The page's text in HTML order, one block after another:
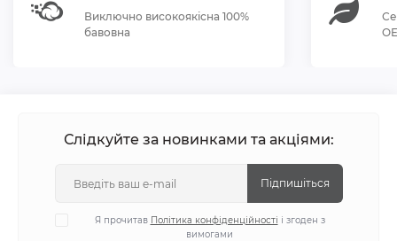
Виключно високоякісна 100%
бавовна
Слідкуйте за новинками та акціями:
Підпишіться
Я прочитав Політика конфіденційності і згоден з
вимогами